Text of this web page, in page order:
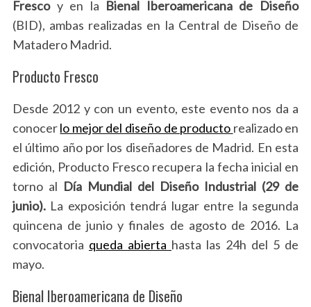
Frescoy en la Bienal Iberoamericana de Diseño
(BID), ambas realizadas en la Central de Diseño de
Matadero Madrid.
Producto Fresco
Desde 2012 y con un evento, este evento nos da a
conocerlo mejor del diseño de producto realizado en
el último año por los diseñadores de Madrid. En esta
edición, Producto Fresco recupera la fecha inicial en
torno al Día Mundial del Diseño Industrial (29 de
junio).La exposición tendrá lugar entre la segunda
quincena de junio y finales de agosto de 2016. La
convocatoria queda abierta hasta las 24h del 5 de
mayo.
Bienal Iberoamericana de Diseño